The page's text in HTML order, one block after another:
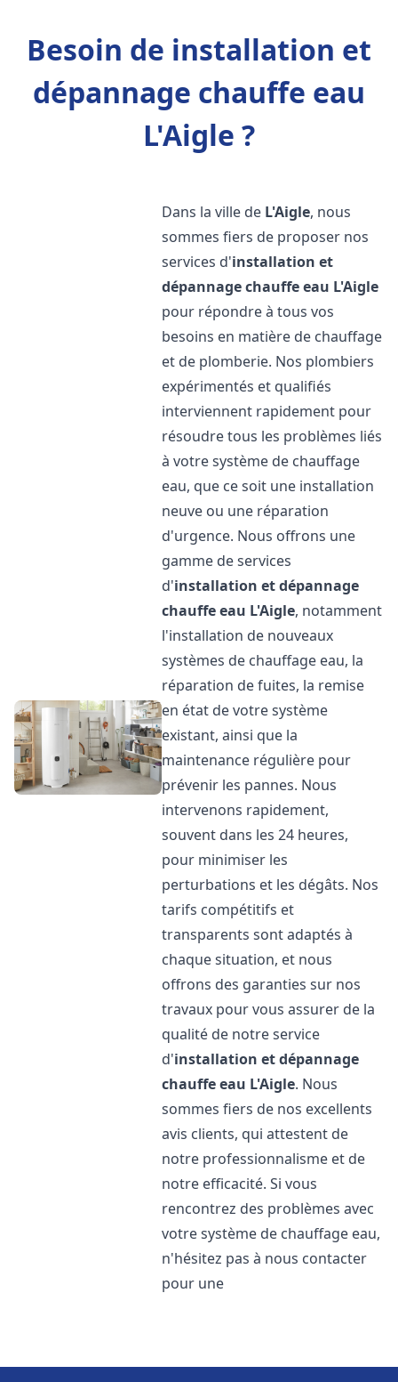
Besoin de installation et
dépannage chauffe eau
L'Aigle ?
Dans la ville de L'Aigle, nous
sommes fiers de proposer nos
services d'installation et
dépannage chauffe eau L'Aigle
pour répondre à tous vos
besoins en matière de chauffage
et de plomberie. Nos plombiers
expérimentés et qualifiés
interviennent rapidement pour
résoudre tous les problèmes liés
à votre système de chauffage
eau, que ce soit une installation
neuve ou une réparation
d'urgence. Nous offrons une
gamme de services
d'installation et dépannage
chauffe eau L'Aigle, notamment
l'installation de nouveaux
systèmes de chauffage eau, la
réparation de fuites, la remise
en état de votre système
existant, ainsi que la
maintenance régulière pour
prévenir les pannes. Nous
intervenons rapidement,
souvent dans les 24 heures,
pour minimiser les
perturbations et les dégâts. Nos
tarifs compétitifs et
transparents sont adaptés à
chaque situation, et nous
offrons des garanties sur nos
travaux pour vous assurer de la
qualité de notre service
d'installation et dépannage
chauffe eau L'Aigle. Nous
sommes fiers de nos excellents
avis clients, qui attestent de
notre professionnalisme et de
notre efficacité. Si vous
rencontrez des problèmes avec
votre système de chauffage eau,
n'hésitez pas à nous contacter
pour une